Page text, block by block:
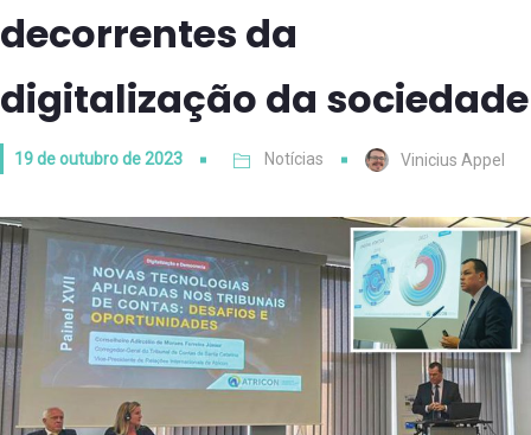
decorrentes da
digitalização da sociedade
19 de outubro de 2023 Notícias Vinicius Appel